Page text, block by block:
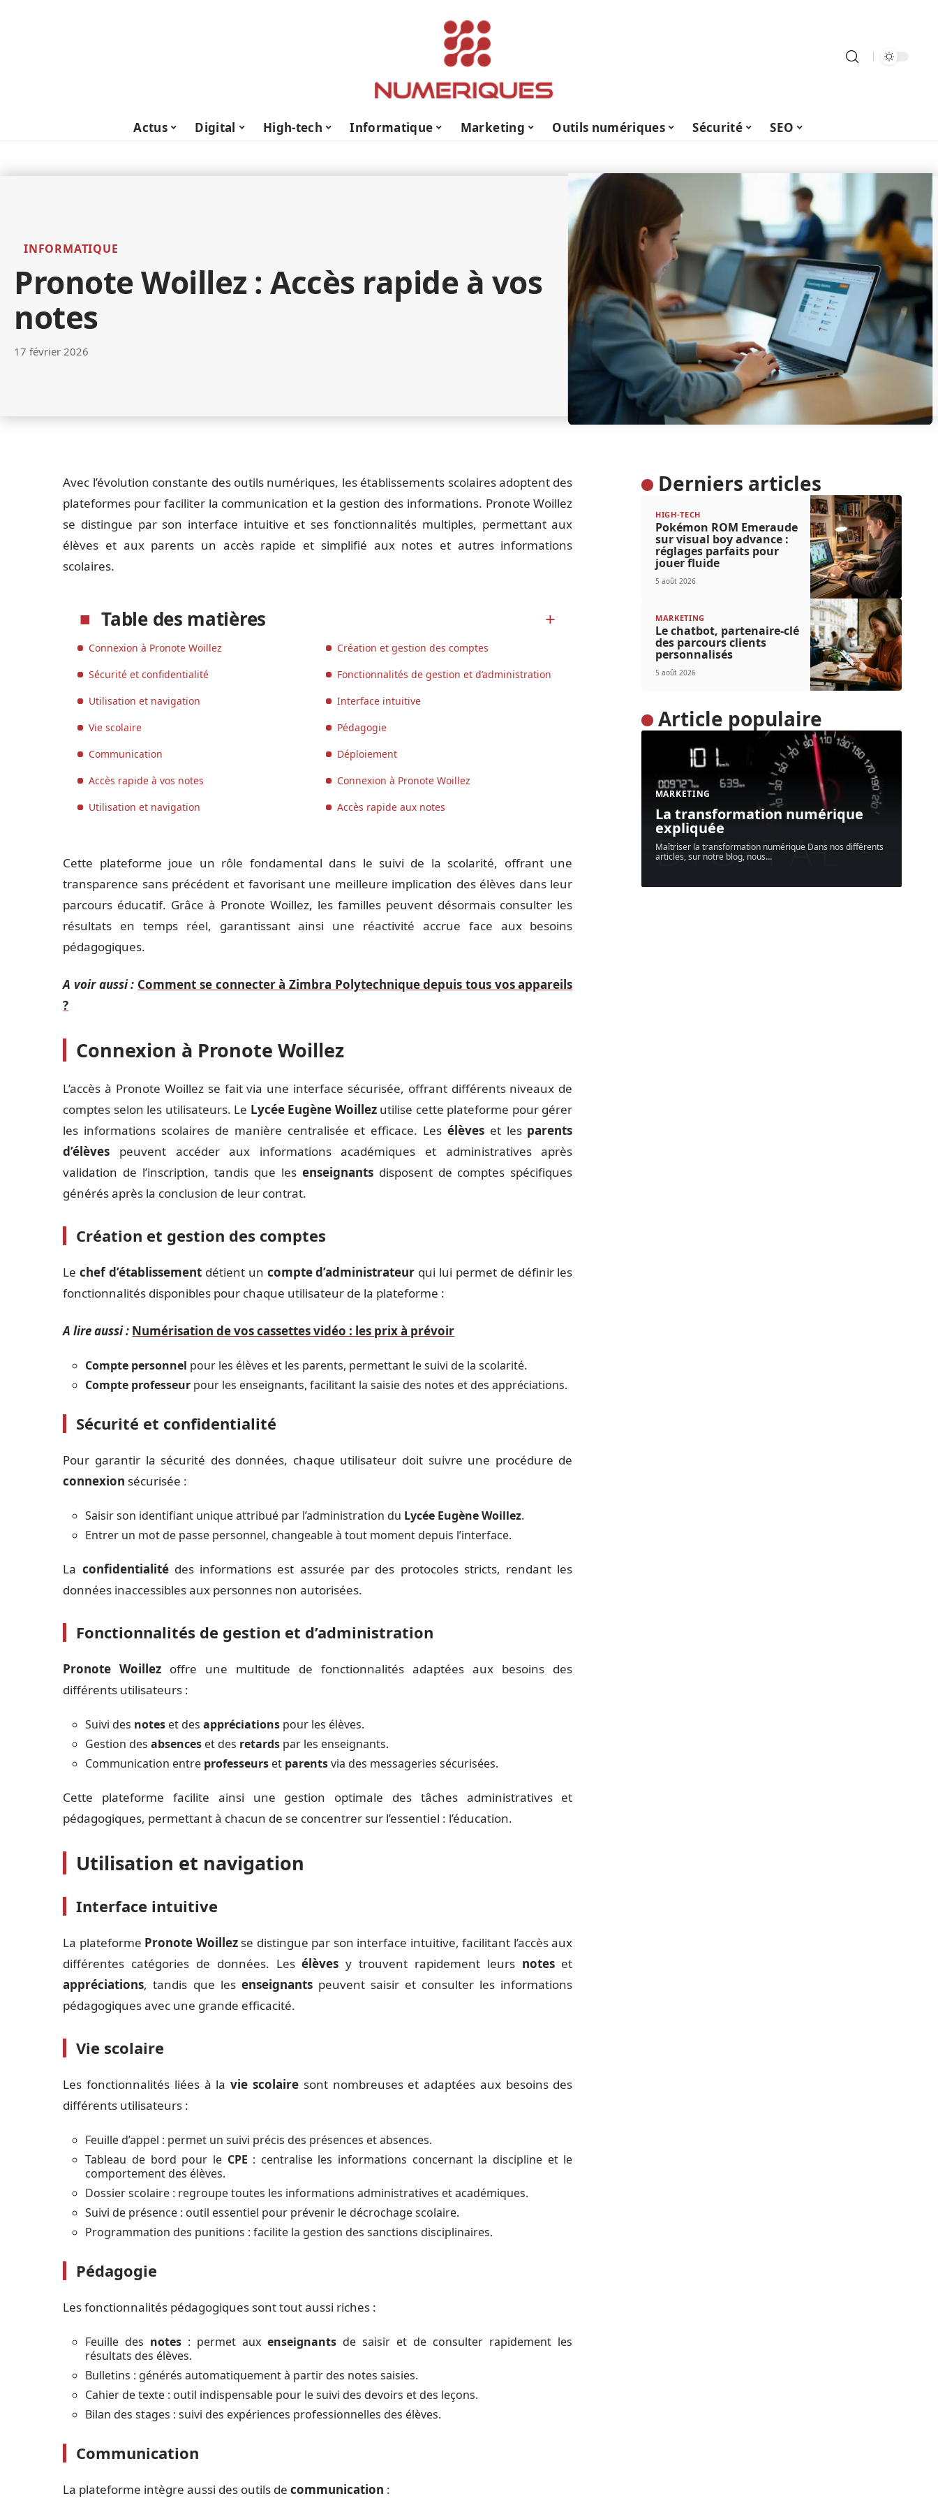
Actus Digital High-tech Informatique Marketing Outils numériques Sécurité SEO
INFORMATIQUE
Pronote Woillez : Accès rapide à vos
notes
17 février 2026
Avec l’évolution constante des outils numériques, les établissements scolaires adoptent des
plateformes pour faciliter la communication et la gestion des informations. Pronote Woillez
se distingue par son interface intuitive et ses fonctionnalités multiples, permettant aux
élèves et aux parents un accès rapide et simplifié aux notes et autres informations
scolaires.
Table des matières
Connexion à Pronote Woillez
Création et gestion des comptes
Sécurité et confidentialité
Fonctionnalités de gestion et d’administration
Utilisation et navigation
Interface intuitive
Vie scolaire
Pédagogie
Communication
Déploiement
Accès rapide à vos notes
Connexion à Pronote Woillez
Utilisation et navigation
Accès rapide aux notes
Cette plateforme joue un rôle fondamental dans le suivi de la scolarité, offrant une
transparence sans précédent et favorisant une meilleure implication des élèves dans leur
parcours éducatif. Grâce à Pronote Woillez, les familles peuvent désormais consulter les
résultats en temps réel, garantissant ainsi une réactivité accrue face aux besoins
pédagogiques.
A voir aussi : Comment se connecter à Zimbra Polytechnique depuis tous vos appareils
?
Connexion à Pronote Woillez
L’accès à Pronote Woillez se fait via une interface sécurisée, offrant différents niveaux de
comptes selon les utilisateurs. Le Lycée Eugène Woillezutilise cette plateforme pour gérer
les informations scolaires de manière centralisée et efficace. Les élèveset les parents
d’élèves peuvent accéder aux informations académiques et administratives après
validation de l’inscription, tandis que les enseignantsdisposent de comptes spécifiques
générés après la conclusion de leur contrat.
Création et gestion des comptes
Lechef d’établissement détient un compte d’administrateur qui lui permet de définir les
fonctionnalités disponibles pour chaque utilisateur de la plateforme :
A lire aussi : Numérisation de vos cassettes vidéo : les prix à prévoir
Compte personnel pour les élèves et les parents, permettant le suivi de la scolarité.
Compte professeur pour les enseignants, facilitant la saisie des notes et des appréciations.
Sécurité et confidentialité
Pour garantir la sécurité des données, chaque utilisateur doit suivre une procédure de
connexion sécurisée :
Saisir son identifiant unique attribué par l’administration du Lycée Eugène Woillez.
Entrer un mot de passe personnel, changeable à tout moment depuis l’interface.
La confidentialitédes informations est assurée par des protocoles stricts, rendant les
données inaccessibles aux personnes non autorisées.
Fonctionnalités de gestion et d’administration
Pronote Woillez offre une multitude de fonctionnalités adaptées aux besoins des
différents utilisateurs :
Suivi des notes et desappréciations pour les élèves.
Gestion desabsences et des retards par les enseignants.
Communication entre professeurs et parentsvia des messageries sécurisées.
Cette plateforme facilite ainsi une gestion optimale des tâches administratives et
pédagogiques, permettant à chacun de se concentrer sur l’essentiel : l’éducation.
Utilisation et navigation
Interface intuitive
La plateforme Pronote Woillezse distingue par son interface intuitive, facilitant l’accès aux
différentes catégories de données. Lesélèves y trouvent rapidement leurs noteset
appréciations, tandis que les enseignantspeuvent saisir et consulter les informations
pédagogiques avec une grande efficacité.
Vie scolaire
Les fonctionnalités liées à lavie scolairesont nombreuses et adaptées aux besoins des
différents utilisateurs :
Feuille d’appel : permet un suivi précis des présences et absences.
Tableau de bord pour le CPE : centralise les informations concernant la discipline et le
comportement des élèves.
Dossier scolaire : regroupe toutes les informations administratives et académiques.
Suivi de présence : outil essentiel pour prévenir le décrochage scolaire.
Programmation des punitions : facilite la gestion des sanctions disciplinaires.
Pédagogie
Les fonctionnalités pédagogiques sont tout aussi riches :
Feuille des notes : permet auxenseignants de saisir et de consulter rapidement les
résultats des élèves.
Bulletins : générés automatiquement à partir des notes saisies.
Cahier de texte : outil indispensable pour le suivi des devoirs et des leçons.
Bilan des stages : suivi des expériences professionnelles des élèves.
Communication
La plateforme intègre aussi des outils decommunication :
Derniers articles
HIGH-TECH
Pokémon ROM Emeraude
sur visual boy advance :
réglages parfaits pour
jouer fluide
5 août 2026
MARKETING
Le chatbot, partenaire-clé
des parcours clients
personnalisés
5 août 2026
Article populaire
MARKETING
La transformation numérique
expliquée
Maîtriser la transformation numérique Dans nos différents
articles, sur notre blog, nous…